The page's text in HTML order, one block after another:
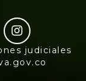
judiciales